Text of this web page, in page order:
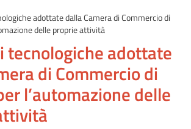
adottate dalla Camera di Commercio di
delle proprie attività
tecnologiche adottate
di Commercio di
l’automazione delle